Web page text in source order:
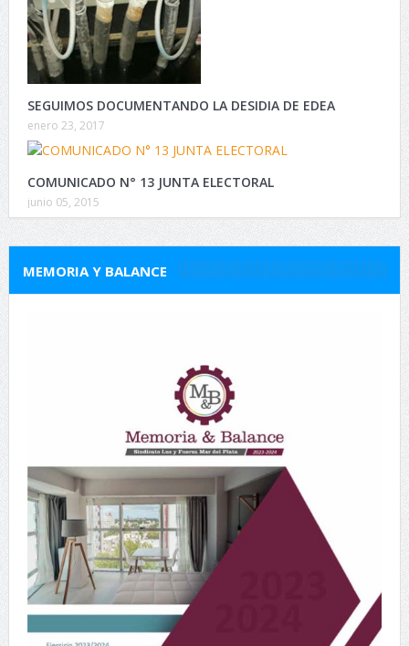
SEGUIMOS DOCUMENTANDO LA DESIDIA DE EDEA
enero 23, 2017
COMUNICADO N° 13 JUNTA ELECTORAL
junio 05, 2015
MEMORIA Y BALANCE